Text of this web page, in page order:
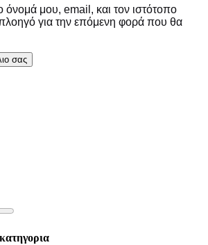
μου, email, και τον ιστότοπο
για την επόμενη φορά που θα